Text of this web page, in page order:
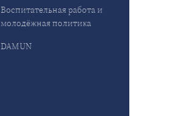
Воспитательная работа и
молодёжная политика
DAMUN